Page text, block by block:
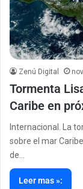
Zenú Digital
Tormenta
Caribe en
Internacional. La
sobre el mar
de…
Leer mas »: